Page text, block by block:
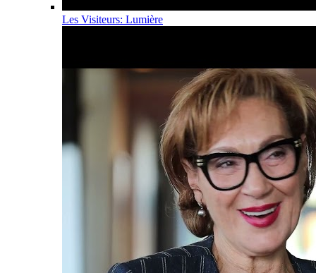
Les Visiteurs: Lumière